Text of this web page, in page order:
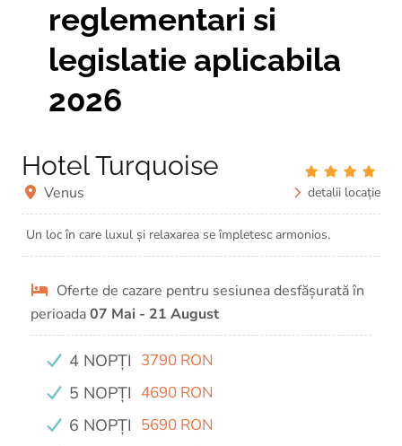
reglementari si
legislatie aplicabila
2026
Hotel Turquoise
Venus detalii locație
Un loc în care luxul și relaxarea se împletesc armonios.
Oferte de cazare pentru sesiunea desfășurată în
perioada07 Mai - 21 August
4 NOPȚI 3790 RON
5 NOPȚI 4690 RON
6 NOPȚI 5690 RON